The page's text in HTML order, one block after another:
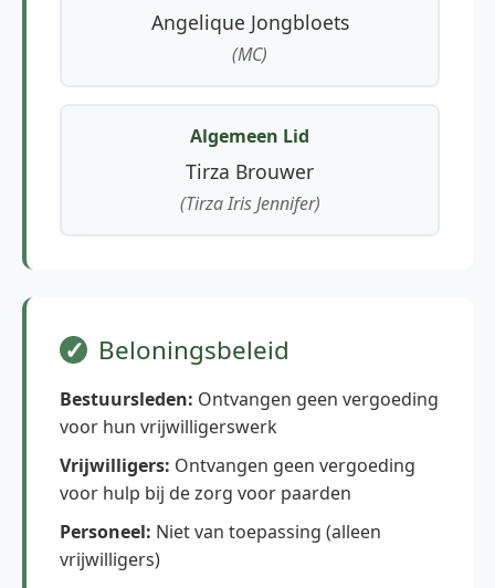
Angelique Jongbloets
(MC)
Algemeen Lid
Tirza Brouwer
(Tirza Iris Jennifer)
Beloningsbeleid
Bestuursleden: Ontvangen geen vergoeding
voor hun vrijwilligerswerk
Vrijwilligers: Ontvangen geen vergoeding
voor hulp bij de zorg voor paarden
Personeel: Niet van toepassing (alleen
vrijwilligers)